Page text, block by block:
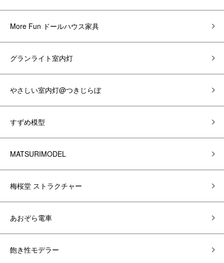
More Fun ドールハウス家具
グランライト室内灯
やさしい室内灯@つきじらぼ
すずめ模型
MATSURIMODEL
梅桜堂 ストラクチャー
あおぞら電車
飽き性モデラー